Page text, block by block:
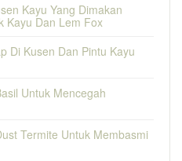
Kayu Yang Dimakan
Kayu Dan Lem Fox
Di Kusen Dan Pintu Kayu
Untuk Mencegah
Termite Untuk Membasmi